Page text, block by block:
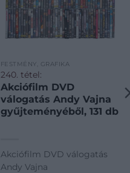
FESTMÉNY, GRAFIKA
240. tétel:
Akciófilm DVD
válogatás Andy Vajna
gyűjteményéből, 131 db
Akciófilm DVD válogatás
Andy Vajna